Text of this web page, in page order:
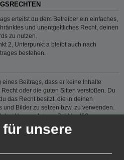
erteilst du dem Betreiber ein einfaches,
und unentgeltliches Recht, deinen
zu nutzen.
2, Unterpunkt a bleibt auch nach
bestehen.
Beitrags, dass er keine Inhalte
oder die guten Sitten verstoßen. Du
das Recht besitzt, die in deinen
Bilder zu setzen bzw. zu verwenden.
das Hausrecht aus. Bei Verstößen gegen
anderer im Board veröffentlichten
nach Abmahnung zeitweise oder
Boards ausschließen und dir ein
unsere